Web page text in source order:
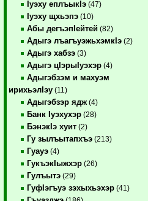
Iуэху еплъыкIэ (47)
Iуэху щхьэпэ (10)
Абы дегъэпIейтей (82)
Адыгэ лъагъуэжьхэмкIэ (2)
Адыгэ хабзэ (3)
Адыгэ цIэрыIуэхэр (4)
Адыгэбзэм и махуэм
ирихьэлIэу (11)
Адыгэбзэр ядж (4)
Банк Iуэхухэр (28)
БэнэкIэ хуит (2)
Гу зылъытапхъэ (213)
Гуауэ (4)
ГукъэкIыжхэр (26)
Гулъытэ (29)
ГуфIэгъуэ зэхыхьэхэр (41)